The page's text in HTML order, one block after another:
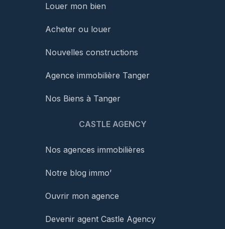
Louer mon bien
Acheter ou louer
Nouvelles constructions
Agence immobilière Tanger
Nos Biens à Tanger
CASTLE AGENCY
Nos agences immobilières
Notre blog immo’
Ouvrir mon agence
Devenir agent Castle Agency